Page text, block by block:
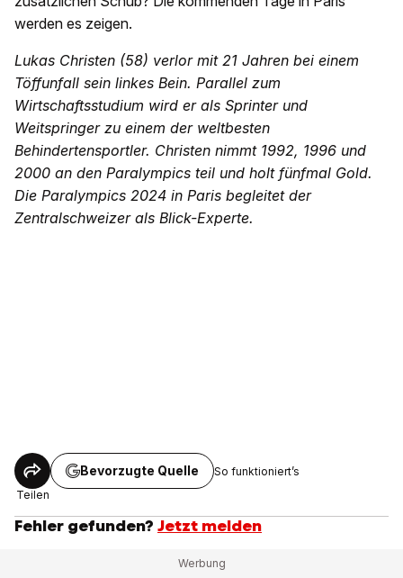
werden es zeigen.
Lukas Christen (58) verlor mit 21 Jahren bei einem
Töffunfall sein linkes Bein. Parallel zum
Wirtschaftsstudium wird er als Sprinter und
Weitspringer zu einem der weltbesten
Behindertensportler. Christen nimmt 1992, 1996 und
2000 an den Paralympics teil und holt fünfmal Gold.
Die Paralympics 2024 in Paris begleitet der
Zentralschweizer als Blick-Experte.
Teilen
Bevorzugte Quelle So funktioniert’s
Fehler gefunden? Jetzt melden